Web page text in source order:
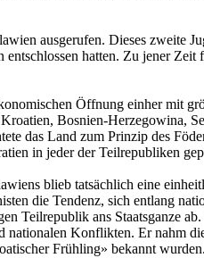
ausgerufen. Dieses zweite
hatten. Zu jener Zeit
Öffnung einher mit
Bosnien-Herzegowina,
das Land zum Prinzip des
in jeder der Teilrepubliken
blieb tatsächlich eine
die Tendenz, sich entlang
Teilrepublik ans Staatsganze
nationalen Konflikten. Er nahm
Frühling» bekannt wurden.